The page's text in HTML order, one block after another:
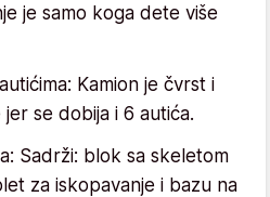
je samo koga dete više
Kamion je čvrst i
se dobija i 6 autića.
Sadrži: blok sa skeletom
za iskopavanje i bazu na